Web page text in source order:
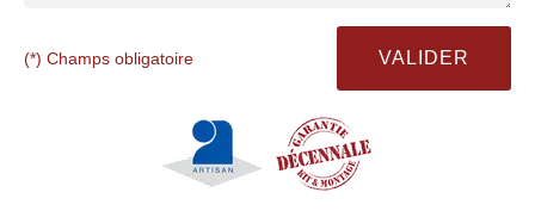
(*) Champs obligatoire